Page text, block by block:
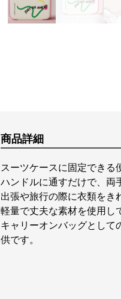
商品詳細
スーツケースに固定できる
ハンドルに通すだけで、両
出張や旅行の際に衣類をき
軽量で丈夫な素材を使用し
キャリーオンバッグとして
供です。